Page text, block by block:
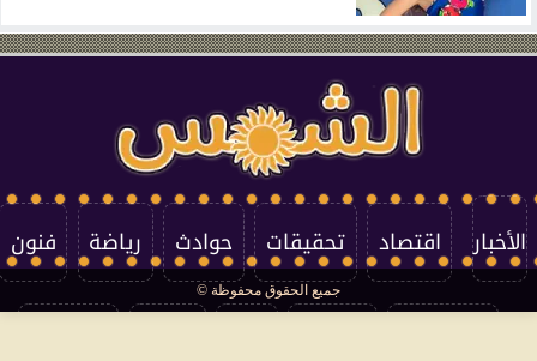
الأخبار اقتصاد تحقيقات حوادث رياضة فنون
جميع الحقوق محفوظة ©